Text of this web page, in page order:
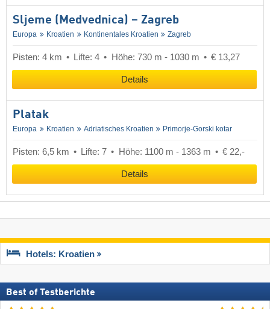
Sljeme (Medvednica) – Zagreb
Europa Kroatien Kontinentales Kroatien Zagreb
Pisten: 4 km Lifte: 4 Höhe: 730 m - 1030 m € 13,27
Details
Platak
Europa Kroatien Adriatisches Kroatien Primorje-Gorski kotar
Pisten: 6,5 km Lifte: 7 Höhe: 1100 m - 1363 m € 22,-
Details
Hotels: Kroatien
Best of Testberichte